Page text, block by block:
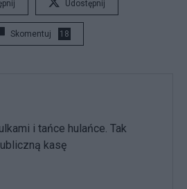
Udostępnij
Skomentuj 18
i tańce hulańce. Tak
kasę